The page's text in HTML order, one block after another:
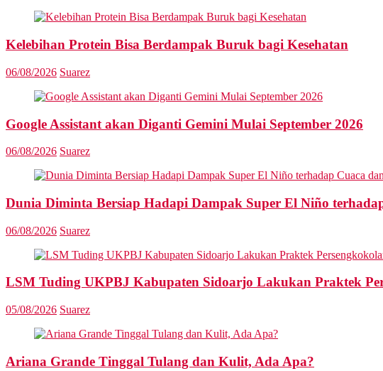
Kelebihan Protein Bisa Berdampak Buruk bagi Kesehatan
06/08/2026 Suarez
Google Assistant akan Diganti Gemini Mulai September 2026
06/08/2026 Suarez
Dunia Diminta Bersiap Hadapi Dampak Super El Niño
06/08/2026 Suarez
LSM Tuding UKPBJ Kabupaten Sidoarjo Lakukan Praktek
05/08/2026 Suarez
Ariana Grande Tinggal Tulang dan Kulit, Ada Apa?